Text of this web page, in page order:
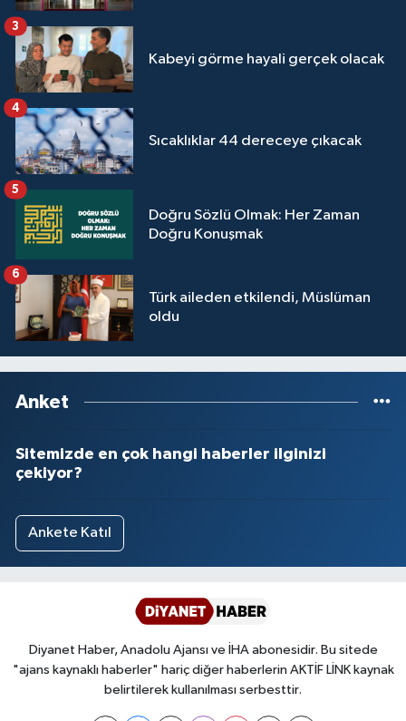
Kabeyi görme hayali gerçek olacak
3
Sıcaklıklar 44 dereceye çıkacak
4
Doğru Sözlü Olmak: Her Zaman
Doğru Konuşmak
5
Türk aileden etkilendi, Müslüman
oldu
6
Anket
Sitemizde en çok hangi haberler ilginizi
çekiyor?
Ankete Katıl
Diyanet Haber, Anadolu Ajansı ve İHA abonesidir. Bu sitede
"ajans kaynaklı haberler" hariç diğer haberlerin AKTİF LİNK kaynak
belirtilerek kullanılması serbesttir.